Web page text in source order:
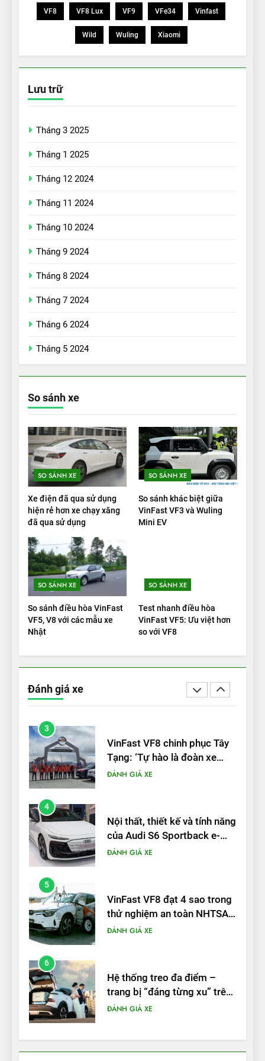
VF8 VF8 Lux VF9 VFe34 Vinfast
Wild Wuling Xiaomi
Lưu trữ
Tháng 3 2025
Tháng 1 2025
Tháng 12 2024
Tháng 11 2024
Tháng 10 2024
Tháng 9 2024
Tháng 8 2024
Tháng 7 2024
Tháng 6 2024
Tháng 5 2024
So sánh xe
SO SÁNH XE
Xe điện đã qua sử dụng
hiện rẻ hơn xe chạy xăng
đã qua sử dụng
SO SÁNH XE
So sánh khác biệt giữa
VinFast VF3 và Wuling
Mini EV
SO SÁNH XE
So sánh điều hòa VinFast
VF5, V8 với các mẫu xe
Nhật
SO SÁNH XE
Test nhanh điều hòa
VinFast VF5: Ưu việt hơn
so với VF8
Đánh giá xe
chỉ có trên VinFast VF8
VinFast VF9 có gì để cạnh
tranh với các xe xăng cùng
tầm giá?
ĐÁNH GIÁ XE
20
Đánh giá: Người đam mê xe
điện Hyundai Ioniq 5 N 2025
1
Xe tốt nhất để mua năm
2025: Green Car Reports
nêu tên 5 người vào chung
kết – Mỹ
ĐÁNH GIÁ XE
‘Wuling Bingo ồn, không có
trạm sạc, nhưng vẫn bán
3
VinFast VF8 chinh phục Tây
Tạng: ‘Tự hào là đoàn xe
điện Việt Nam đầu tiên lăn
ĐÁNH GIÁ XE
4
Nội thất, thiết kế và tính năng
của Audi S6 Sportback e-
tron
ĐÁNH GIÁ XE
5
VinFast VF8 đạt 4 sao trong
thử nghiệm an toàn NHTSA
tại Mỹ
ĐÁNH GIÁ XE
6
Hệ thống treo đa điểm –
trang bị “đáng từng xu” trên
VinFast VF 6
ĐÁNH GIÁ XE
7